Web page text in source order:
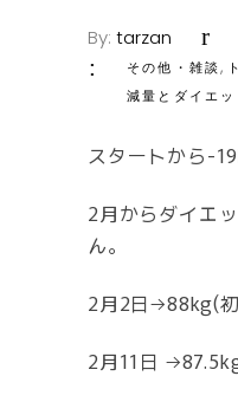
By: tarzan
その他・雑談,
減量とダイエッ
スタートから-
2月からダイエ
ん。
2月2日→88kg(
2月11日